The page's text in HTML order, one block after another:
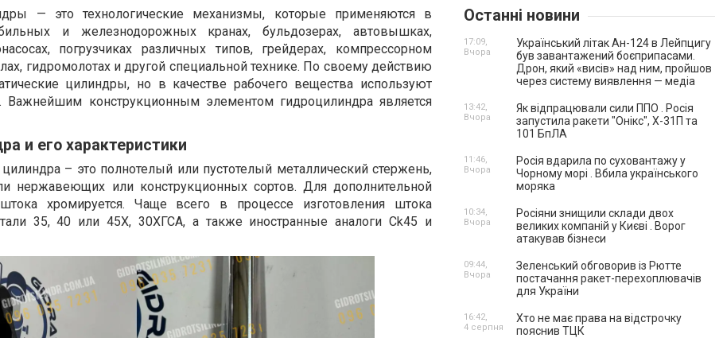
— это технологические механизмы, которые применяются в
и железнодорожных кранах, бульдозерах, автовышках,
погрузчиках различных типов, грейдерах, компрессорном
гидромолотах и другой специальной технике. По своему действию
цилиндры, но в качестве рабочего вещества используют
Важнейшим конструкционным элементом гидроцилиндра является
и его характеристики
– это полнотелый или пустотелый металлический стержень,
нержавеющих или конструкционных сортов. Для дополнительной
хромируется. Чаще всего в процессе изготовления штока
35, 40 или 45Х, 30ХГСА, а также иностранные аналоги Ck45 и
Останні новини
Український літак Ан-124 в Лейпцигу
був завантажений боєприпасами.
Дрон, який «висів» над ним, пройшов
через систему виявлення — медіа
17:09,
Вчора
Як відпрацювали сили ППО . Росія
запустила ракети "Онікс", Х-31П та
101 БпЛА
13:42,
Вчора
Росія вдарила по суховантажу у
Чорному морі . Вбила українського
моряка
11:46,
Вчора
Росіяни знищили склади двох
великих компаній у Києві . Ворог
атакував бізнеси
10:34,
Вчора
Зеленський обговорив із Рютте
постачання ракет-перехоплювачів
для України
09:44,
Вчора
Хто не має права на відстрочку
пояснив ТЦК
16:42,
4 серпня